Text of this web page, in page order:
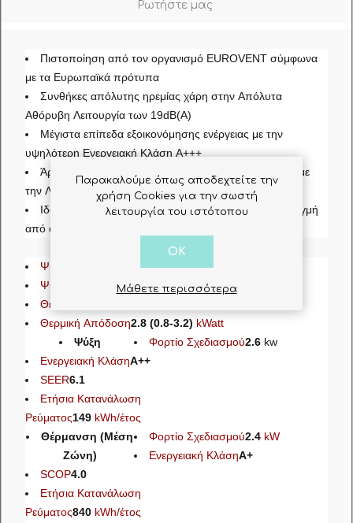
Ρωτήστε μας
Πιστοποίηση από τον οργανισμό EUROVENT σύμφωνα
με τα Ευρωπαϊκά πρότυπα
Συνθήκες απόλυτης ηρεμίας χάρη στην Απόλυτα
Αθόρυβη Λειτουργία των 19dB(A)
Μέγιστα επίπεδα εξοικονόμησης ενέργειας με την
υψηλότερη Ενεργειακή Κλάση Α+++
Άριστες επιδόσεις για μεγαλύτερο χρονικό διάστημα με
την Λειτουργία Καθαρισμού
Ιδανικό περιβάλλον στον χώρο σας οποιαδήποτε στιγμή
από όπου και αν βρίσκεστε μέσω της εφαρμογή hOn
Ψυκτική Απόδοση 8.870 (2.730-10.238)
Ψυκτική Απόδοση2.6 (0.8-3.0) kWatt
Θερμική Απόδοση
Θερμική Απόδοση2.8 (0.8-3.2) kWatt
Ψύξη
Φορτίο Σχεδιασμού2.6 kw
Ενεργειακή ΚλάσηA++
SEER6.1
Ετήσια Κατανάλωση
Ρεύματος149 kWh/έτος
Θέρμανση (Μέση
Ζώνη)
Φορτίο Σχεδιασμού2.4 kW
Ενεργειακή ΚλάσηA+
SCOP4.0
Ετήσια Κατανάλωση
Ρεύματος840 kWh/έτος
Παρακαλούμε όπως αποδεχτείτε την
χρήση Cookies για την σωστή
λειτουργία του ιστότοπου
OK
Μάθετε περισσότερα